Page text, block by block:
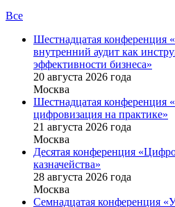
Все
Шестнадцатая конференция
внутренний аудит как
эффективности бизнеса»
20 августа 2026 года
Москва
Шестнадцатая
цифровизация на практике»
21 августа 2026 года
Москва
Десятая конференция
казначейства»
28 августа 2026 года
Москва
Семнадцатая конференция